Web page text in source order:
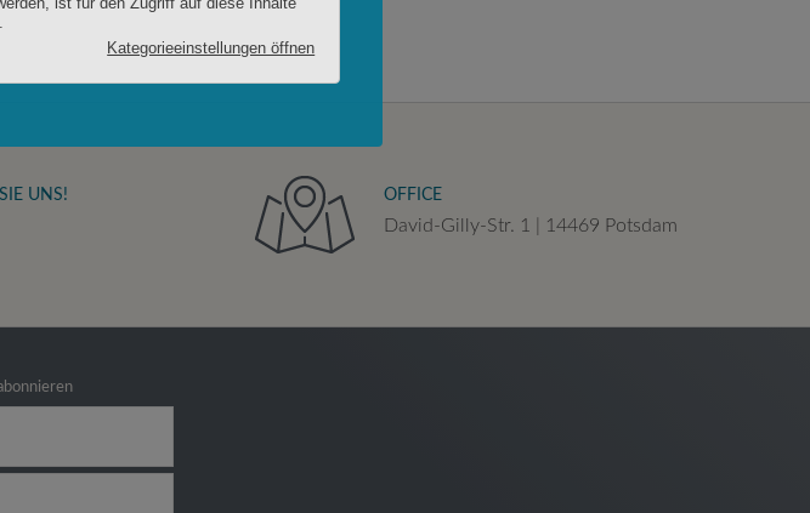
UNS! OFFICE
David-Gilly-Str. 1 | 14469 Potsdam